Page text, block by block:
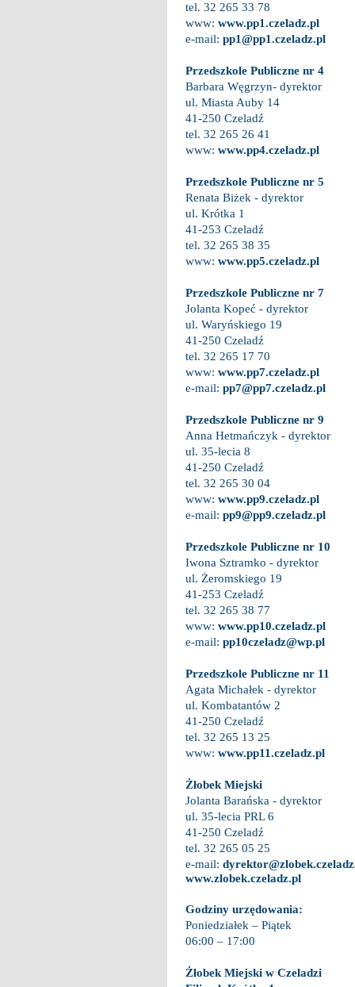
tel. 32 265 33 78
www: www.pp1.czeladz.pl
e-mail: pp1@pp1.czeladz.pl
Przedszkole Publiczne nr 4
Barbara Węgrzyn- dyrektor
ul. Miasta Auby 14
41-250 Czeladź
tel. 32 265 26 41
www: www.pp4.czeladz.pl
Przedszkole Publiczne nr 5
Renata Biżek - dyrektor
ul. Krótka 1
41-253 Czeladź
tel. 32 265 38 35
www: www.pp5.czeladz.pl
Przedszkole Publiczne nr 7
Jolanta Kopeć - dyrektor
ul. Waryńskiego 19
41-250 Czeladź
tel. 32 265 17 70
www: www.pp7.czeladz.pl
e-mail: pp7@pp7.czeladz.pl
Przedszkole Publiczne nr 9
Anna Hetmańczyk - dyrektor
ul. 35-lecia 8
41-250 Czeladź
tel. 32 265 30 04
www: www.pp9.czeladz.pl
e-mail: pp9@pp9.czeladz.pl
Przedszkole Publiczne nr 10
Iwona Sztramko - dyrektor
ul. Żeromskiego 19
41-253 Czeladź
tel. 32 265 38 77
www: www.pp10.czeladz.pl
e-mail: pp10czeladz@wp.pl
Przedszkole Publiczne nr 11
Agata Michałek - dyrektor
ul. Kombatantów 2
41-250 Czeladź
tel. 32 265 13 25
www: www.pp11.czeladz.pl
Żłobek Miejski
Jolanta Barańska - dyrektor
ul. 35-lecia PRL 6
41-250 Czeladź
tel. 32 265 05 25
e-mail:
www.zlobek.czeladz.pl
Godziny urzędowania:
Poniedziałek – Piątek
06:00 – 17:00
Żłobek Miejski w Czeladzi